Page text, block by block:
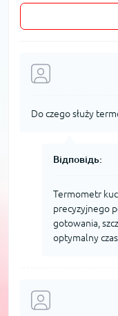
Do czego służy
Відповідь:
Termometr
precyzyjnego
gotowania,
optymalny